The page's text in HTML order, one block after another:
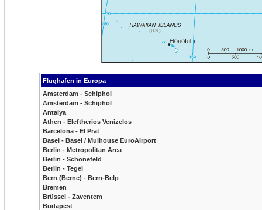
Flughafen in Europa
Amsterdam - Schiphol
Amsterdam - Schiphol
Antalya
Athen - Eleftherios Venizelos
Barcelona - El Prat
Basel - Basel / Mulhouse EuroAirport
Berlin - Metropolitan Area
Berlin - Schönefeld
Berlin - Tegel
Bern (Berne) - Bern-Belp
Bremen
Brüssel - Zaventem
Budapest